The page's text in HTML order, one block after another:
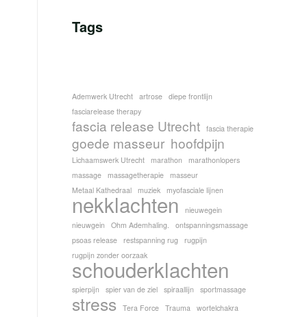
Tags
Ademwerk Utrecht artrose
diepe frontlijn
fasciarelease therapy
fascia release Utrecht fascia therapie
goede masseur hoofdpijn
Lichaamswerk Utrecht marathon
marathonlopers
massage
massagetherapie
masseur
Metaal Kathedraal
muziek myofasciale lijnen
nekklachten
nieuwegein
nieuwgein
Ohm Ademhaling.
ontspanningsmassage
psoas release
restspanning rug
rugpijn
rugpijn zonder oorzaak
schouderklachten
spierpijn spier van de ziel spiraallijn sportmassage
stress Tera Force Trauma wortelchakra